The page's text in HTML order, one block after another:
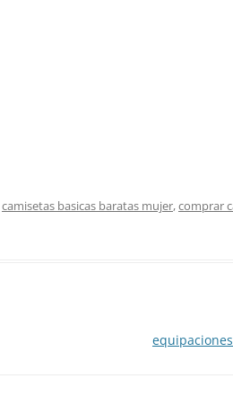
camisetas basicas baratas mujer,comprar